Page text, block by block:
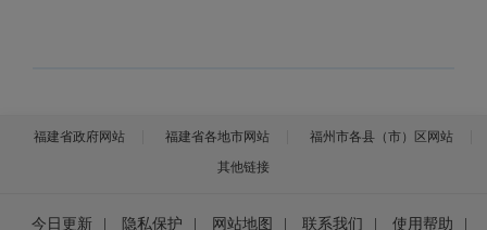
福建省政府网站 福建省各地市网站
福州市各县（市）区网站
其他链接
今日更新 隐私保护 网站地图 联系我们 使用帮助